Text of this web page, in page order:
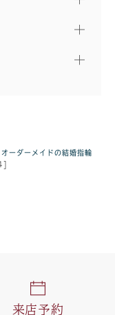
オーダーメイドの結婚指輪
来店予約